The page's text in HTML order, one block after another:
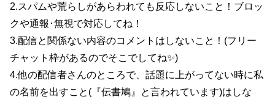
2.スパムや荒らしがあらわれても反応しないこと！ブロッ
クや通報･無視で対応してね！
3.配信と関係ない内容のコメントはしないこと！(フリー
チャット枠があるのでそこでしてね✨)
4.他の配信者さんのところで、話題に上がってない時に私
の名前を出すこと(『伝書鳩』と言われています)はしな